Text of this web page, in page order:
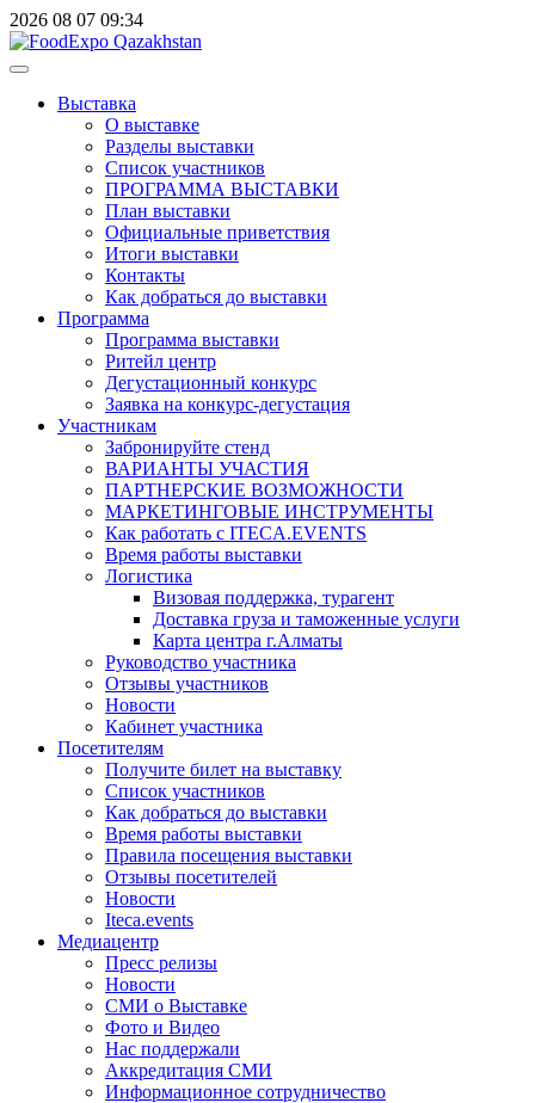
2026 08 07 09:34
Выставка
О выставке
Разделы выставки
Список участников
ПРОГРАММА ВЫСТАВКИ
План выставки
Официальные приветствия
Итоги выставки
Контакты
Как добраться до выставки
Программа
Программа выставки
Ритейл центр
Дегустационный конкурс
Заявка на конкурс-дегустация
Участникам
Забронируйте стенд
ВАРИАНТЫ УЧАСТИЯ
ПАРТНЕРСКИЕ ВОЗМОЖНОСТИ
МАРКЕТИНГОВЫЕ ИНСТРУМЕНТЫ
Как работать с ITECA.EVENTS
Время работы выставки
Логистика
Визовая поддержка, турагент
Доставка груза и таможенные услуги
Карта центра г.Алматы
Руководство участника
Отзывы участников
Новости
Кабинет участника
Посетителям
Получите билет на выставку
Список участников
Как добраться до выставки
Время работы выставки
Правила посещения выставки
Отзывы посетителей
Новости
Iteca.events
Медиацентр
Пресс релизы
Новости
СМИ о Выставке
Фото и Видео
Нас поддержали
Аккредитация СМИ
Информационное сотрудничество